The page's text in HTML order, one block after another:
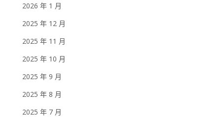
2026 年 1 月
2025 年 12 月
2025 年 11 月
2025 年 10 月
2025 年 9 月
2025 年 8 月
2025 年 7 月